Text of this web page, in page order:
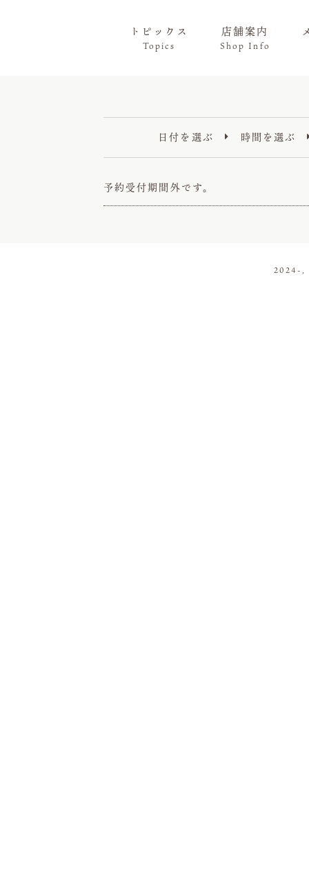
トピックス
Topics
店舗案内
Shop Info
日付を選ぶ  時間を選ぶ
予約受付期間外です。
2024-,